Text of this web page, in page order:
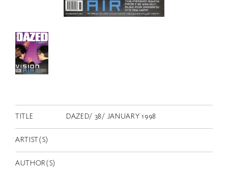
出演者
出版物
動画
スカラシップ受賞者
TITLE DAZED/ 38/ JANUARY 1998
ARTIST(S)
AUTHOR(S)